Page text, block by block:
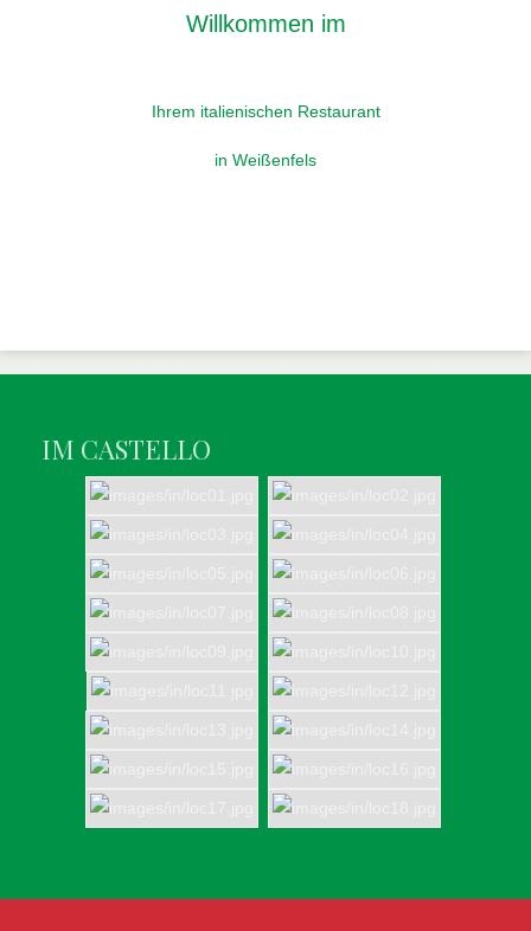
Willkommen im
Ihrem italienischen Restaurant
in Weißenfels
IM CASTELLO